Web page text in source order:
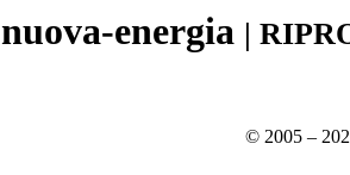
nuova-energia |
© 2005 –